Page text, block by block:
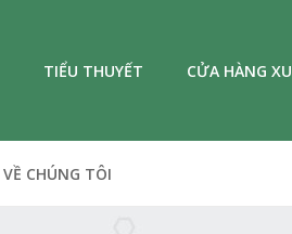
TIỂU THUYẾT CỬA HÀNG XU
VỀ CHÚNG TÔI